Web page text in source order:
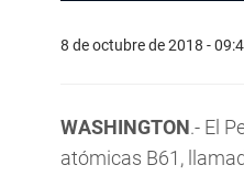
8 de octubre de 2018 -
WASHINGTON.- El
atómicas B61,